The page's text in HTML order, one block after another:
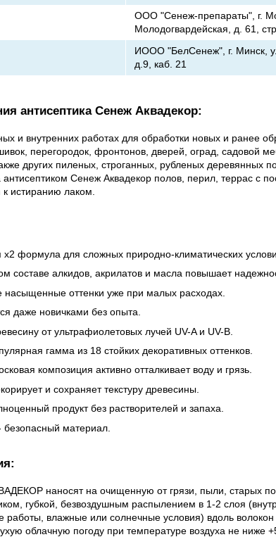
ООО "Сенеж-препараты", г.
Молодогвардейская, д. 61,
ИООО "БелСенеж", г. Минск,
д.9, каб. 21
антисептика Сенеж Аквадекор:
и внутренних работах для обработки новых и ранее
перегородок, фронтонов, дверей, оград, садовой
других пиленых, строганных, рубленых деревянных
антисептиком Сенеж Аквадекор полов, перил, террас с
истиранию лаком.
х2 формула для сложных природно-климатических
составе алкидов, акрилатов и масла повышает
насыщенные оттенки уже при малых расходах.
даже новичками без опыта.
от ультрафиолетовых лучей UV-A и UV-B.
гамма из 18 стойких декоративных оттенков.
композиция активно отталкивает воду и грязь.
и сохраняет текстуру древесины.
продукт без растворителей и запаха.
материал.
наносят на очищенную от грязи, пыли, старых
губкой, безвоздушным распылением в 1-2 слоя
работы, влажные или солнечные условия) вдоль
облачную погоду при температуре воздуха не ниже